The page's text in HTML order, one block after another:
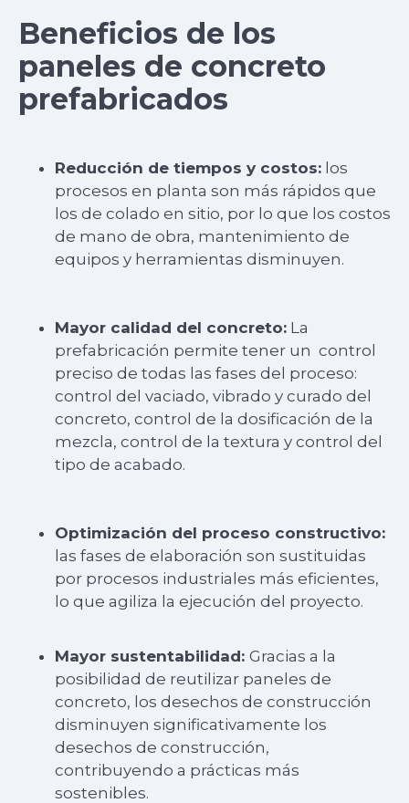
Beneficios de los
paneles de concreto
prefabricados
Reducción de tiempos y costos: los
procesos en planta son más rápidos que
los de colado en sitio, por lo que los costos
de mano de obra, mantenimiento de
equipos y herramientas disminuyen.
Mayor calidad del concreto: La
prefabricación permite tener un control
preciso de todas las fases del proceso:
control del vaciado, vibrado y curado del
concreto, control de la dosificación de la
mezcla, control de la textura y control del
tipo de acabado.
Optimización del proceso constructivo:
las fases de elaboración son sustituidas
por procesos industriales más eficientes,
lo que agiliza la ejecución del proyecto.
Mayor sustentabilidad: Gracias a la
posibilidad de reutilizar paneles de
concreto, los desechos de construcción
disminuyen significativamente los
desechos de construcción,
contribuyendo a prácticas más
sostenibles.